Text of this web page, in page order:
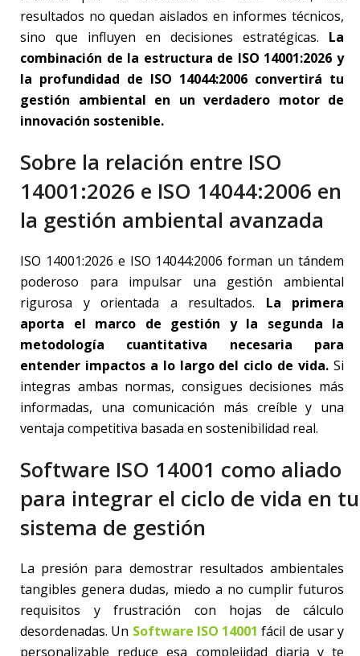
resultados no quedan aislados en informes técnicos,
sino que influyen en decisiones estratégicas. La
combinación de la estructura de ISO 14001:2026 y
la profundidad de ISO 14044:2006 convertirá tu
gestión ambiental en un verdadero motor de
innovación sostenible.
Sobre la relación entre ISO
14001:2026 e ISO 14044:2006 en
la gestión ambiental avanzada
ISO 14001:2026 e ISO 14044:2006 forman un tándem
poderoso para impulsar una gestión ambiental
rigurosa y orientada a resultados. La primera
aporta el marco de gestión y la segunda la
metodología cuantitativa necesaria para
entender impactos a lo largo del ciclo de vida. Si
integras ambas normas, consigues decisiones más
informadas, una comunicación más creíble y una
ventaja competitiva basada en sostenibilidad real.
Software ISO 14001 como aliado
para integrar el ciclo de vida en tu
sistema de gestión
La presión para demostrar resultados ambientales
tangibles genera dudas, miedo a no cumplir futuros
requisitos y frustración con hojas de cálculo
desordenadas. Un Software ISO 14001 fácil de usar y
personalizable reduce esa complejidad diaria y te